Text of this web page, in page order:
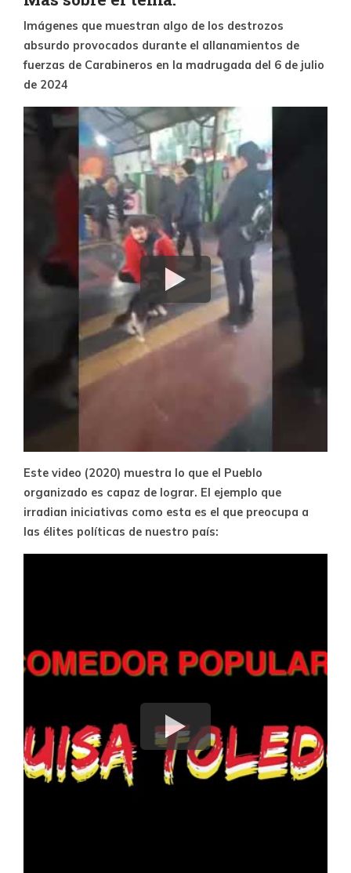
Imágenes que muestran algo de los destrozos
absurdo provocados durante el allanamientos de
fuerzas de Carabineros en la madrugada del 6 de julio
de 2024
Este video (2020) muestra lo que el Pueblo
organizado es capaz de lograr. El ejemplo que
irradian iniciativas como esta es el que preocupa a
las élites políticas de nuestro país: